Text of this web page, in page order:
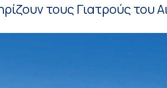
τους Γιατρούς του